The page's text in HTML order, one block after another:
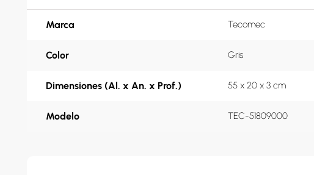
Marca Tecomec
Color Gris
Dimensiones (Al. x An. x Prof.) 55 x 20 x 3 cm
Modelo TEC-51809000